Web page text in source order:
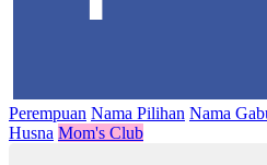
Perempuan Nama Pilihan Nama
Husna Mom's Club